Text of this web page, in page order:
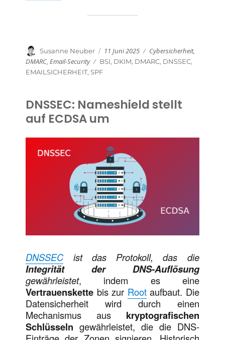
Autor
Susanne Neuber Veröffentlicht
am
11 Juni 2025 Kategorien
Cybersicherheit,
DMARC,Email-Security Schlagwörter
BSI, DKIM, DMARC, DNSSEC,
EMAILSICHERHEIT,SPF
DNSSEC: Nameshield stellt
auf ECDSA um
DNSSEC ist das Protokoll, das die
Integrität der DNS-Auflösung
gewährleistet, indem es eine
Vertrauenskette bis zur Rootaufbaut. Die
Datensicherheit wird durch einen
Mechanismus aus kryptografischen
Schlüsseln gewährleistet, die die DNS-